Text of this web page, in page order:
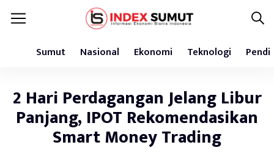
Sumut Nasional Ekonomi Teknologi
2 Hari Perdagangan Jelang Libur
Panjang, IPOT Rekomendasikan
Smart Money Trading